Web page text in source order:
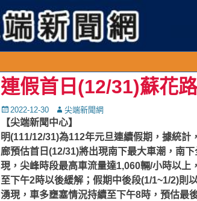
連假首日(12/31)蘇花
Posted
on
2022-12-30 Autor尖端新聞網
【尖端新聞中心】
明(111/12/31)為112年元旦連續假期，據統
廊預估首日(12/31)將出現南下最大車潮，南
現，尖峰時段最高車流量達1,060輛/小時以
至下午2時以後緩解；假期中後段(1/1~1/2)則
湧現，車多壅塞情況持續至下午8時，預估最